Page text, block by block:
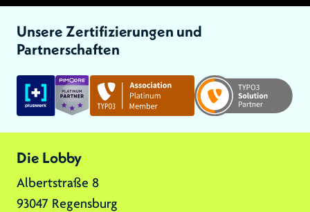
Unsere Zertifizierungen und
Partnerschaften
Link zu: Link zu: Link zu:
Die Lobby
Albertstraße 8
93047 Regensburg